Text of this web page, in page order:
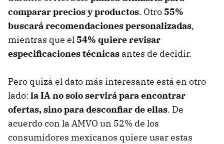
comparar precios y productos. Otro55%
buscará recomendaciones personalizadas,
mientras que el54% quiere revisar
especificaciones técnicas antes de decidir.
Pero quizá el dato más interesante está en otro
lado: la IA no solo servirá para encontrar
ofertas, sino para desconfiar de ellas. De
acuerdo con la AMVO un 52% de los
consumidores mexicanos quiere usar estas